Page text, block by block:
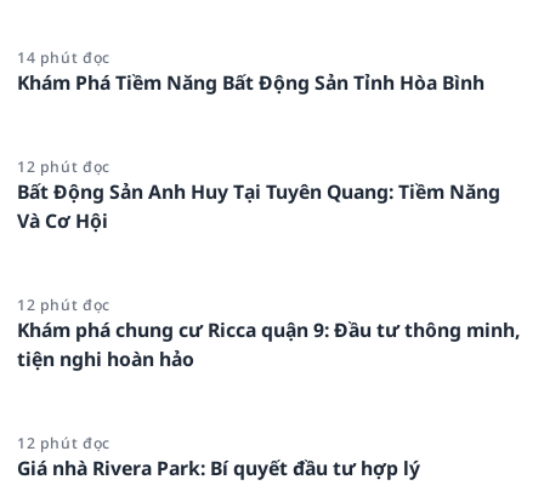
14 phút đọc
Khám Phá Tiềm Năng Bất Động Sản Tỉnh Hòa Bình
12 phút đọc
Bất Động Sản Anh Huy Tại Tuyên Quang: Tiềm Năng
Và Cơ Hội
12 phút đọc
Khám phá chung cư Ricca quận 9: Đầu tư thông minh,
tiện nghi hoàn hảo
12 phút đọc
Giá nhà Rivera Park: Bí quyết đầu tư hợp lý